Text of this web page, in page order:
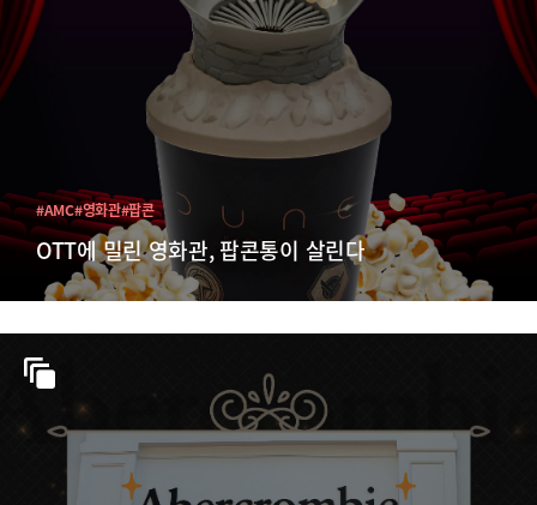
OTT에 밀린 영화관, 팝콘통이 살린다
#AMC#영화관#팝콘